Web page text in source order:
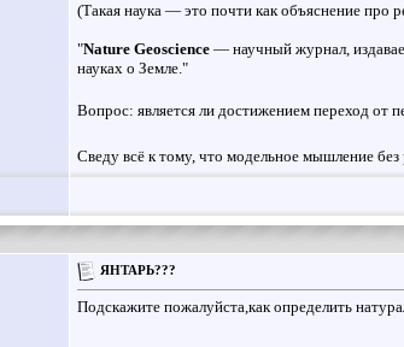
(Такая наука — это почти как объяснение про
"Nature Geoscience — научный журнал,
науках о Земле."
Вопрос: является ли достижением переход от
Сведу всё к тому, что модельное мышление
ЯНТАРЬ???
Подскажите пожалуйста,как определить